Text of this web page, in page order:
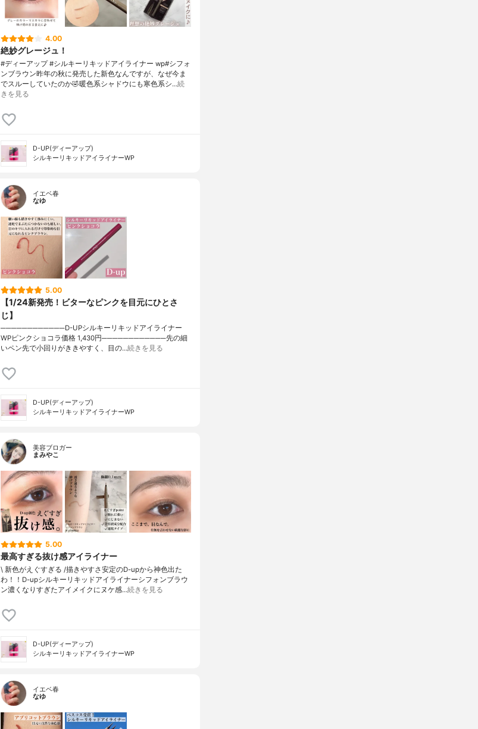
4.00
絶妙グレージュ！
#ディーアップ #シルキーリキッドアイライナー wp#シフォ
ンブラウン昨年の秋に発売した新色なんですが、なぜ今ま
でスルーしていたのか🤣暖色系シャドウにも寒色系シ…続
きを見る
D-UP(ディーアップ)
シルキーリキッドアイライナーWP
イエベ春
なゆ
5.00
【1/24新発売！ビターなピンクを目元にひとさ
じ】
────────────D-UPシルキーリキッドアイライナー
WPピンクショコラ価格 1,430円────────────先の細
いペン先で小回りがききやすく、目の…続きを見る
D-UP(ディーアップ)
シルキーリキッドアイライナーWP
美容ブロガー
まみやこ
5.00
最高すぎる抜け感アイライナー
\ 新色がえぐすぎる /⁡描きやすさ安定のD-upから神色出た
わ！！⁡⁡D-upシルキーリキッドアイライナーシフォンブラウ
ン⁡⁡濃くなりすぎたアイメイクにヌケ感…続きを見る
D-UP(ディーアップ)
シルキーリキッドアイライナーWP
イエベ春
なゆ